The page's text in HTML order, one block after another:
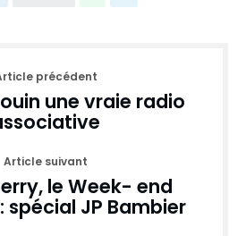
précédent
une vraie radio
Article suivant
le Week- end
JP Bambier